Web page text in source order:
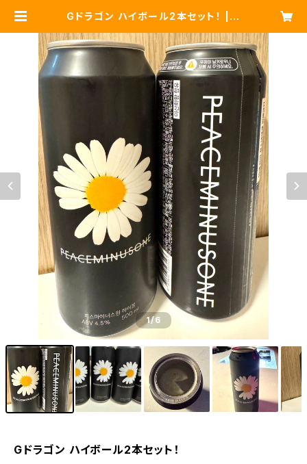
Gドラゴン ハイボール2本セット！ | K
1/6
Gドラゴン ハイボール2本セット！